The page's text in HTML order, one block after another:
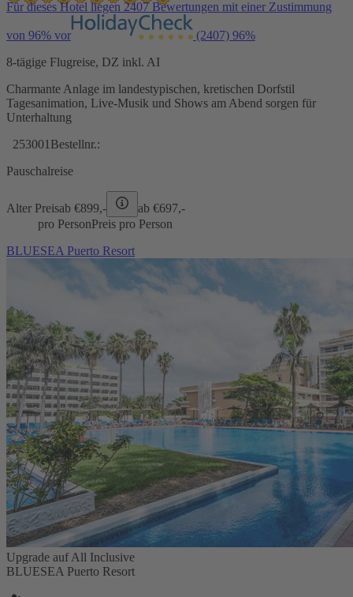
Für dieses Hotel liegen 2407 Bewertungen mit einer Zustimmung
von 96% vor (2407) 96%
8-tägige Flugreise, DZ inkl. AI
Charmante Anlage im landestypischen, kretischen Dorfstil
Tagesanimation, Live-Musik und Shows am Abend sorgen für
Unterhaltung
253001 Bestellnr.:
Pauschalreise
Alter Preisab €899,- ab €697,-
pro PersonPreis pro Person
BLUESEA Puerto Resort
Upgrade auf All Inclusive
BLUESEA Puerto Resort